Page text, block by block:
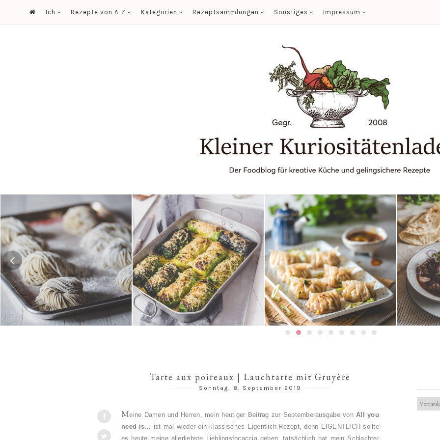
Ich Rezepte von A-Z Kategorien Rezeptsammlungen Sonstiges Impressum
Nudeln Risotto-Wirsing-Rouladen
Gedämpfte Jiaozi mit
Schweinefleischfüllung | 餃子 / 饺
子
Texanisches Chili con
Tarte aux poireaux | Lauchtarte mit Gruyère
Sonntag, 8. September 2019
Meine Damen und Herren, mein heutiger Beitrag zur Septemberausgabe vonAll you
need is... ist mal wieder ein klassisches Eigentlich-Rezept, denn EIGENTLICH sollte
es heute meine allerliebste Lieblingsfocaccia geben, tatsächlich hat mein Schlachter